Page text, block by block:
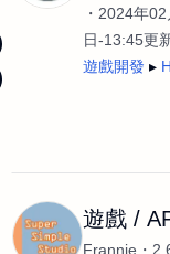
設計插畫
pt副業
網站設計與架設
2024年
日-13:45更
遊戲開發
遊戲 /
Frannie